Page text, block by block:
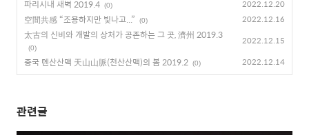
파리시내 새벽 2019.4 (0) 2022.12.20
空間共感 “조용하지만 빛나고...” (0) 2022.12.16
太古의 신비와 개발의 상처가 공존하는 그 곳, 濟州 2019.3
(0)
2022.12.15
중국 톈산산맥 天山山脈(천산산맥)의 봄 2019.2 (0) 2022.12.14
관련글